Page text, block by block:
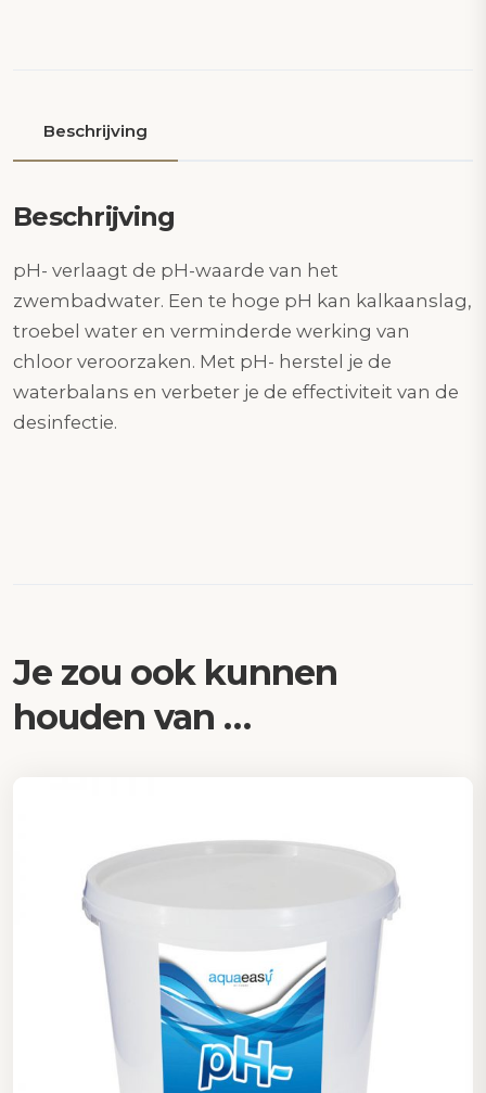
Beschrijving
Beschrijving
pH- verlaagt de pH-waarde van het
zwembadwater. Een te hoge pH kan kalkaanslag,
troebel water en verminderde werking van
chloor veroorzaken. Met pH- herstel je de
waterbalans en verbeter je de effectiviteit van de
desinfectie.
Je zou ook kunnen
houden van …